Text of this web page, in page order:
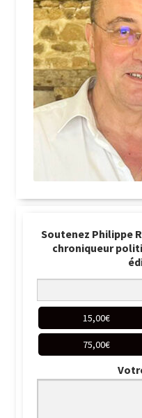
Soutenez Philippe
chroniqueur
15,00€
75,00€